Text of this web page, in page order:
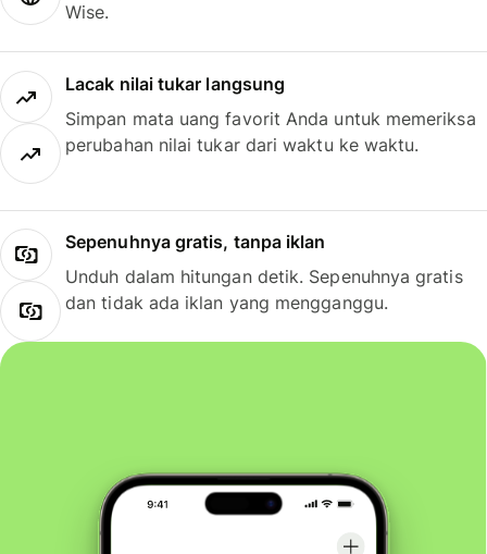
Wise.
Lacak nilai tukar langsung
Simpan mata uang favorit Anda untuk memeriksa
perubahan nilai tukar dari waktu ke waktu.
Sepenuhnya gratis, tanpa iklan
Unduh dalam hitungan detik. Sepenuhnya gratis
dan tidak ada iklan yang mengganggu.